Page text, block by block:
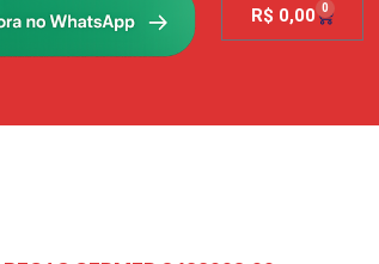
R$ 0,00 0